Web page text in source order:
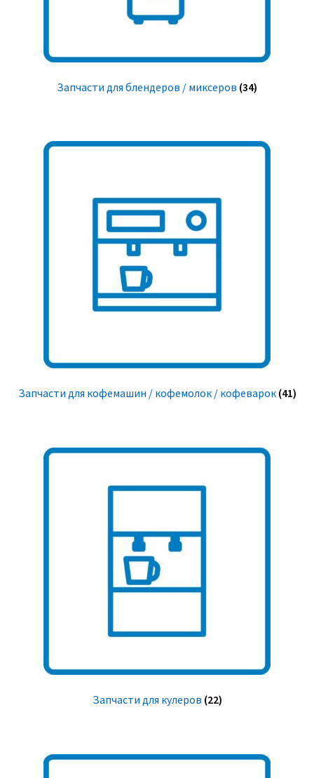
Запчасти для блендеров / миксеров (34)
Запчасти для кофемашин / кофемолок / кофеварок (41)
Запчасти для кулеров (22)